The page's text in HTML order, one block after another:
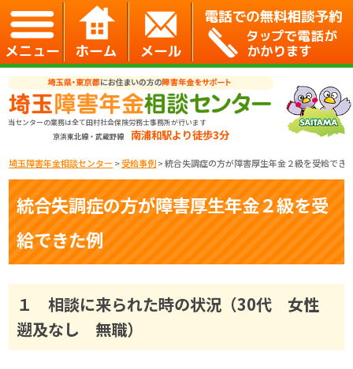
当センターの業務は全て田村社会保険労務士事務所が行います
京浜東北線・武蔵野線 南浦和駅より徒歩3分
埼玉障害年金相談センター >受給事例>統合失調症の方が障害厚生年金２級を受給でき
統合失調症の方が障害厚生年金２級を受
給できた例
１ 相談に来られた時の状況（30代 女性
遡及なし 無職）